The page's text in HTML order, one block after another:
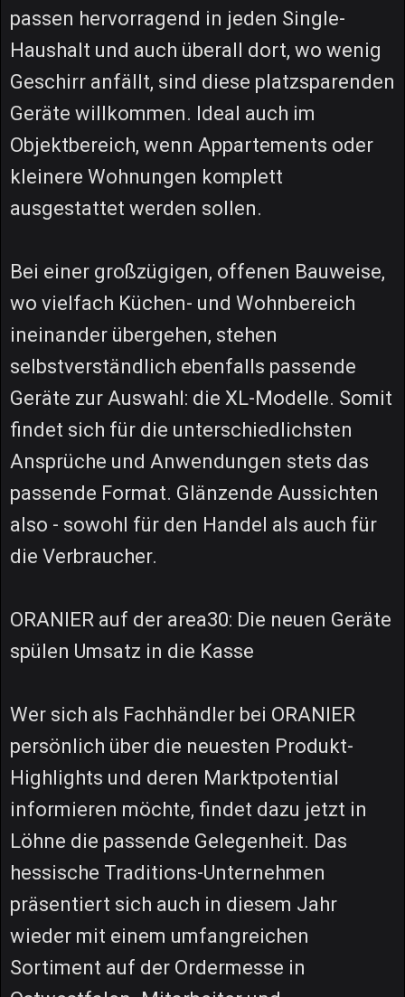
passen hervorragend in jeden Single-
Haushalt und auch überall dort, wo wenig
Geschirr anfällt, sind diese platzsparenden
Geräte willkommen. Ideal auch im
Objektbereich, wenn Appartements oder
kleinere Wohnungen komplett
ausgestattet werden sollen.
Bei einer großzügigen, offenen Bauweise,
wo vielfach Küchen- und Wohnbereich
ineinander übergehen, stehen
selbstverständlich ebenfalls passende
Geräte zur Auswahl: die XL-Modelle. Somit
findet sich für die unterschiedlichsten
Ansprüche und Anwendungen stets das
passende Format. Glänzende Aussichten
also - sowohl für den Handel als auch für
die Verbraucher.
ORANIER auf der area30: Die neuen Geräte
spülen Umsatz in die Kasse
Wer sich als Fachhändler bei ORANIER
persönlich über die neuesten Produkt-
Highlights und deren Marktpotential
informieren möchte, findet dazu jetzt in
Löhne die passende Gelegenheit. Das
hessische Traditions-Unternehmen
präsentiert sich auch in diesem Jahr
wieder mit einem umfangreichen
Sortiment auf der Ordermesse in